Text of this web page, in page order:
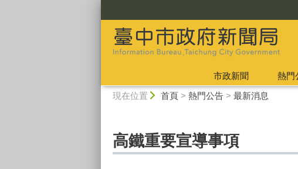
市政新聞 熱門
現在位置 首頁> 熱門公告> 最新消息
高鐵重要宣導事項